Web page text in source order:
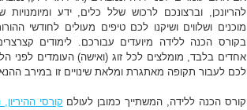
להריונכן, וברצונכם לרכוש שלל כלים, ידע ומיומנויות
מוכנים ושלווים ושיקנו לכם טיפים מעולים לחודשי
בקורס הכנה ללידה מיועדים עבורכם. לימודים
אחדים בלבד, מומלצים לכל זוג (ואישה) העומדים לפני
לכם לעבור תקופה מאתגרת ומלאת שינויים זו במירב
קורס הכנה ללידה, המשתייך כמובן לעולם קורסי